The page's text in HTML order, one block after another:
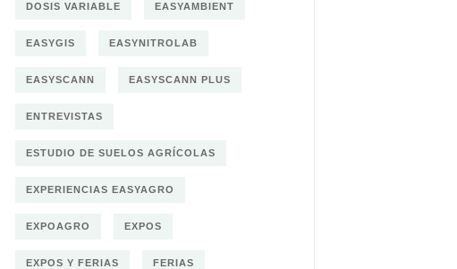
DOSIS VARIABLE EASYAMBIENT
EASYGIS EASYNITROLAB
EASYSCANN EASYSCANN PLUS
ENTREVISTAS
ESTUDIO DE SUELOS AGRÍCOLAS
EXPERIENCIAS EASYAGRO
EXPOAGRO EXPOS
EXPOS Y FERIAS FERIAS